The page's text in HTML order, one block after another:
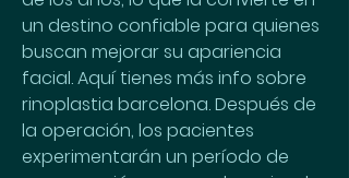
un destino confiable para quienes
buscan mejorar su apariencia
facial. Aquí tienes más info sobre
rinoplastia barcelona. Después de
la operación, los pacientes
experimentarán un período de